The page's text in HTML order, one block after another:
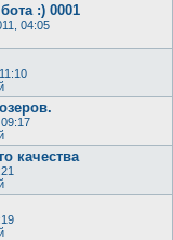
:) 0001
04:05
качества